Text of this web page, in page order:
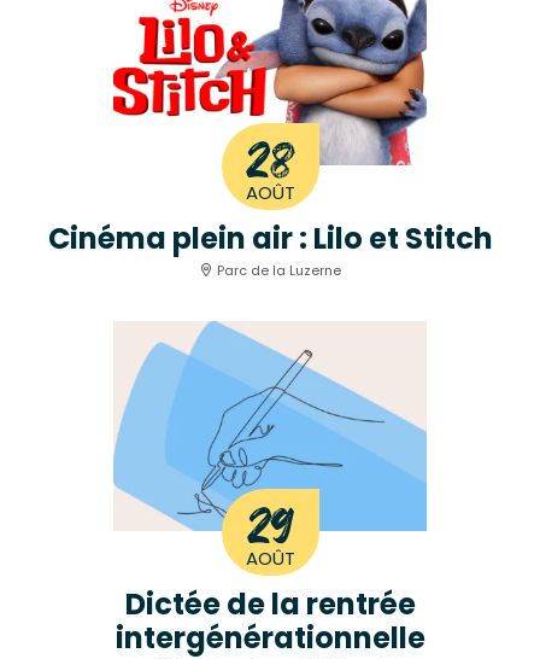
Cinéma plein air : Lilo et Stitch
Parc de la Luzerne
28
AOÛT
Dictée de la rentrée
intergénérationnelle
29
AOÛT